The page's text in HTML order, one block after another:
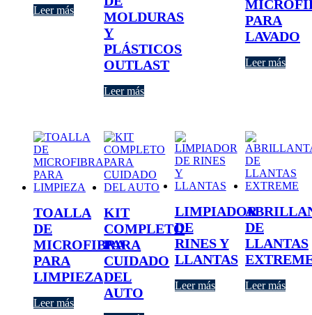
Leer más
MOLDURAS
Y
PLÁSTICOS
OUTLAST
Leer más
PARA
LAVADO
Leer más
TOALLA
DE
MICROFIBRA
PARA
LIMPIEZA
Leer más
KIT
COMPLETO
PARA
CUIDADO
DEL
AUTO
LIMPIADOR
DE
RINES Y
LLANTAS
Leer más
DE
LLANTAS
Leer más